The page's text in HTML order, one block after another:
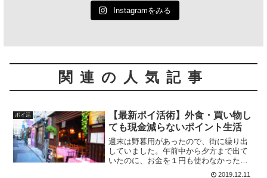
Instagramをみる
関連の人気記事
ポイ活
【最新ポイ活術】外食・買い物し
ても現金減らないポイント生活
週末は野暮用があったので、街に繰り出
していました。午前中から夕方まで出て
いたのに、お金を１円も使わなかったこ
とに驚き、筆をとりました！笑その日の
2019.12.11